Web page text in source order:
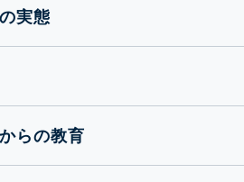
実態
らの教育